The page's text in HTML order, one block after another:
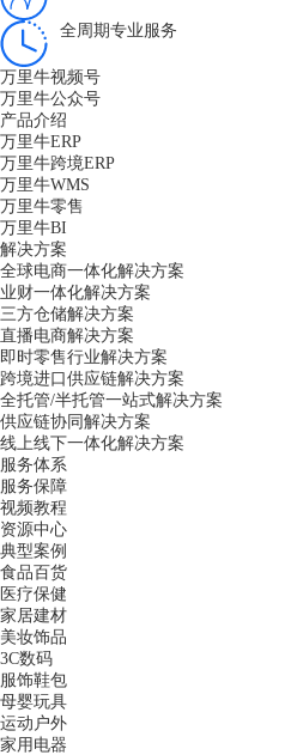
全周期专业服务
万里牛视频号
万里牛公众号
产品介绍
万里牛ERP
万里牛跨境ERP
万里牛WMS
万里牛零售
万里牛BI
解决方案
全球电商一体化解决方案
业财一体化解决方案
三方仓储解决方案
直播电商解决方案
即时零售行业解决方案
跨境进口供应链解决方案
全托管/半托管一站式解决方案
供应链协同解决方案
线上线下一体化解决方案
服务体系
服务保障
视频教程
资源中心
典型案例
食品百货
医疗保健
家居建材
美妆饰品
3C数码
服饰鞋包
母婴玩具
运动户外
家用电器